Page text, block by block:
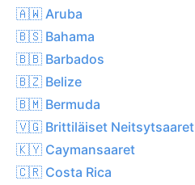
🇦🇼 Aruba
🇧🇸 Bahama
🇧🇧 Barbados
🇧🇿 Belize
🇧🇲 Bermuda
🇻🇬 Brittiläiset Neitsytsaaret
🇰🇾 Caymansaaret
🇨🇷 Costa Rica